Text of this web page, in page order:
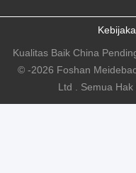
Kualitas Baik China
© -2026 Foshan
Ltd . Semua Hak